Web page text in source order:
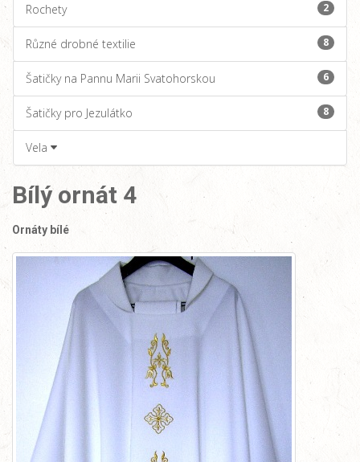
Rochety 2
Různé drobné textilie 8
Šatičky na Pannu Marii Svatohorskou 6
Šatičky pro Jezulátko 8
Vela
Bílý ornát 4
Ornáty bílé